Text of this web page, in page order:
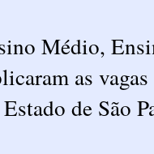
Médio,
as
de São